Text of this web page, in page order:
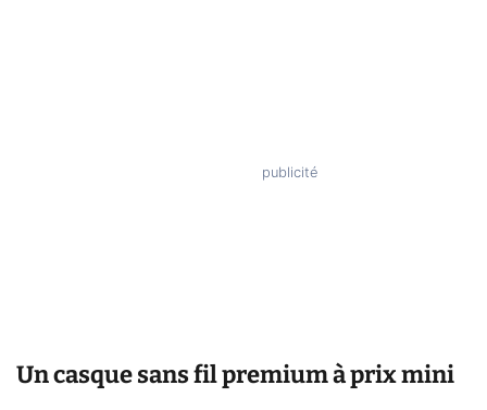
Un casque sans fil premium à prix mini